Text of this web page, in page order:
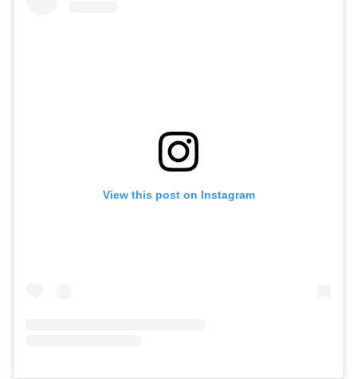
View this post on Instagram